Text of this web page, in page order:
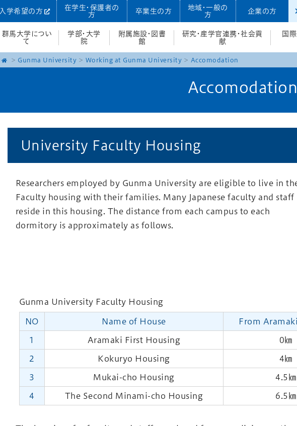
入学希望の方
在学生・保護者の
方
卒業生の方
地域・一般の
方
企業の方
群馬大学につい
て
学部・大学
院
附属施設・図書
館
研究・産学官連携・社会貢
献
国際
Gunma University Working at Gunma University Accomodation
Accomodation
University Faculty Housing
Researchers employed by Gunma University are eligible to live in
Faculty housing with their families. Many Japanese faculty and staff
reside in this housing. The distance from each campus to each
dormitory is approximately as follows.
Gunma University Faculty Housing
NO Name of House From
1 Aramaki First Housing 0㎞
2 Kokuryo Housing 4㎞
3 Mukai-cho Housing 4.5㎞
4 The Second Minami-cho Housing 6.5㎞